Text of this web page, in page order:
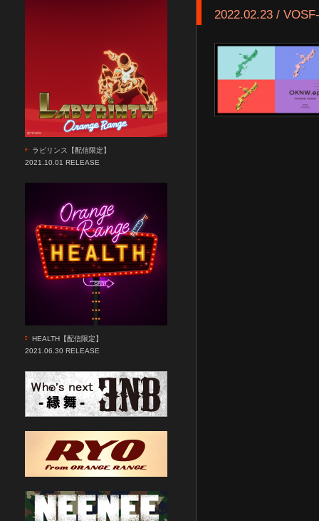
ラビリンス【配信限定】
2021.10.01 RELEASE
HEALTH【配信限定】
2021.06.30 RELEASE
2022.02.23 /